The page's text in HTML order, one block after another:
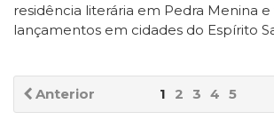
residência literária em Pedra Menina e
lançamentos em cidades do Espírito
Anterior 1 2 3 4 5